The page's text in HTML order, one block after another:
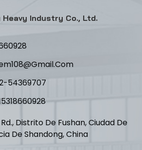
Heavy Industry Co., Ltd.
54369707
Distrito De Fushan, Ciudad De
De Shandong, China